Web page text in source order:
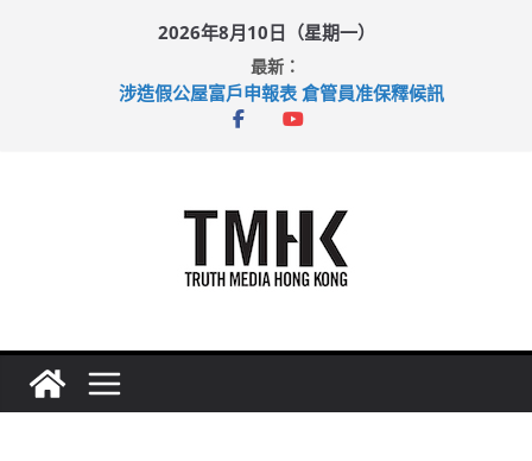
2026年8月10日（星期一）
最新：
涉造假公屋富戶申報表 倉管員准保釋候訊